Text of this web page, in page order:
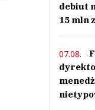
debiut
15 mln
07.08.